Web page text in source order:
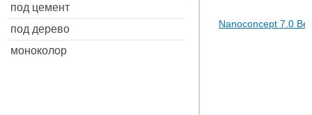
под цемент
под дерево
моноколор